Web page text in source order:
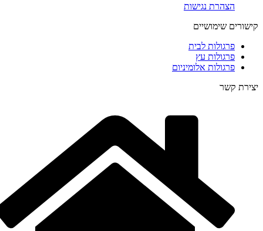
הצהרת נגישות
קישורים שימושיים
פרגולות לבית
פרגולות עץ
פרגולות אלומיניום
יצירת קשר